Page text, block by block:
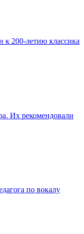
к 200-летию классика
Их рекомендовали
по вокалу